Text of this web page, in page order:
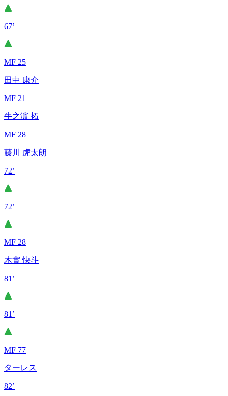
67’
MF 25
田中 康介
MF 21
牛之濵 拓
MF 28
藤川 虎太朗
72’
72’
MF 28
木實 快斗
81’
81’
MF 77
ターレス
82’